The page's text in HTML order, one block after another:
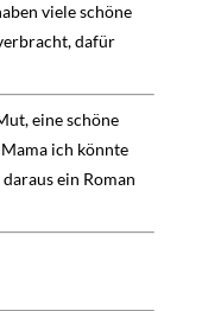
viele schöne
dafür
eine schöne
ich könnte
ein Roman